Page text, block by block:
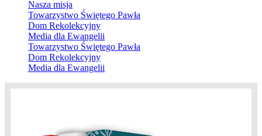
Nasza misja
Towarzystwo Świętego Pawła
Dom Rekolekcyjny
Media dla Ewangelii
Towarzystwo Świętego Pawła
Dom Rekolekcyjny
Media dla Ewangelii